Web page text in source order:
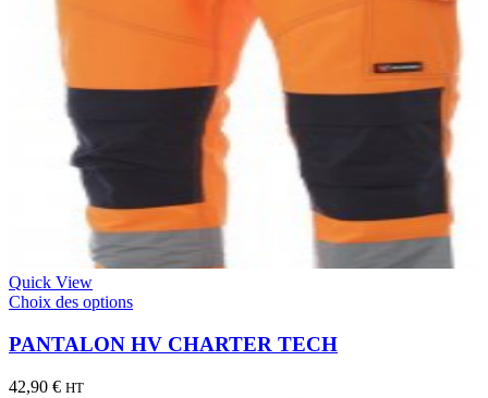
Quick View
Choix des options
PANTALON HV CHARTER TECH
42,90 € HT